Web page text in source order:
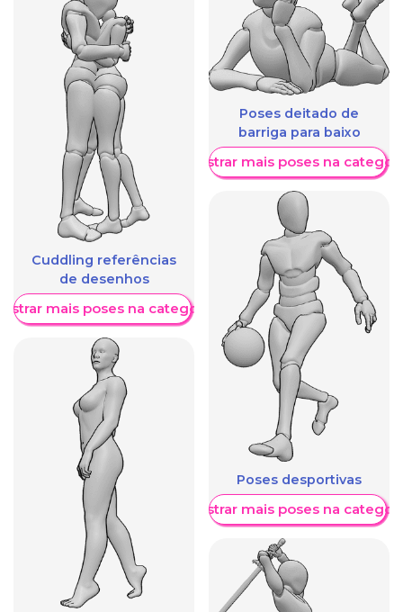
Cuddling referências
de desenhos
mais poses na categoria
Poses deitado de
barriga para baixo
Mostrar mais poses na
Poses desportivas
Mostrar mais poses na